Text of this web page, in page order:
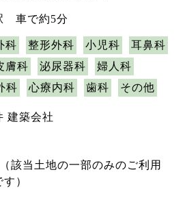
車で約5分
科 整形外科 小児科
耳鼻科
膚科 泌尿器科
婦人科
科
心療内科 歯科 その他
建築会社
該当土地の一部のみのご利用
）